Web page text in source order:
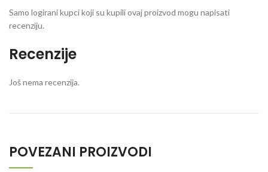
Recenzije
Još nema recenzija.
Samo logirani kupci koji su kupili ovaj proizvod mogu napisati
recenziju.
POVEZANI PROIZVODI